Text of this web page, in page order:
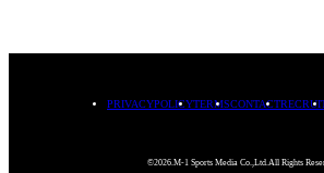
PRIVACYPOLICYTERMSCONTACT
©2026.M-1 Sports Media Co.,Ltd.All Rights